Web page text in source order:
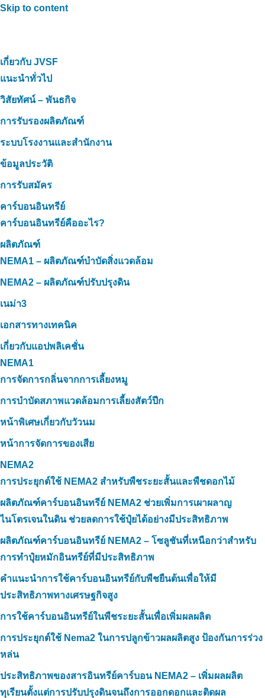
Skip to content
เกี่ยวกับ JVSF
แนะนำทั่วไป
วิสัยทัศน์ – พันธกิจ
การรับรองผลิตภัณฑ์
ระบบโรงงานและสำนักงาน
ข้อมูลประวัติ
การรับสมัคร
คาร์บอนอินทรีย์
คาร์บอนอินทรีย์คืออะไร?
ผลิตภัณฑ์
NEMA1 – ผลิตภัณฑ์บำบัดสิ่งแวดล้อม
NEMA2 – ผลิตภัณฑ์ปรับปรุงดิน
เนม่า3
เอกสารทางเทคนิค
เกี่ยวกับแอปพลิเคชั่น
NEMA1
การจัดการกลิ่นจากการเลี้ยงหมู
การบำบัดสภาพแวดล้อมการเลี้ยงสัตว์ปีก
หน้าพิเศษเกี่ยวกับวัวนม
หน้าการจัดการของเสีย
NEMA2
การประยุกต์ใช้ NEMA2 สำหรับพืชระยะสั้นและพืชดอกไม้
ผลิตภัณฑ์คาร์บอนอินทรีย์ NEMA2 ช่วยเพิ่มการเผาผลาญ
ไนโตรเจนในดิน ช่วยลดการใช้ปุ๋ยได้อย่างมีประสิทธิภาพ
ผลิตภัณฑ์คาร์บอนอินทรีย์ NEMA2 – โซลูชันที่เหนือกว่าสำหรับ
การทำปุ๋ยหมักอินทรีย์ที่มีประสิทธิภาพ
คำแนะนำการใช้คาร์บอนอินทรีย์กับพืชยืนต้นเพื่อให้มี
ประสิทธิภาพทางเศรษฐกิจสูง
การใช้คาร์บอนอินทรีย์ในพืชระยะสั้นเพื่อเพิ่มผลผลิต
การประยุกต์ใช้ Nema2 ในการปลูกข้าวผลผลิตสูง ป้องกันการร่วง
หล่น
ประสิทธิภาพของสารอินทรีย์คาร์บอน NEMA2 – เพิ่มผลผลิต
ทุเรียนตั้งแต่การปรับปรุงดินจนถึงการออกดอกและติดผล